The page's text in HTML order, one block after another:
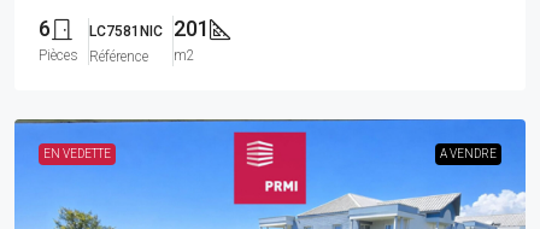
6
Pièces
LC7581NIC
Référence
201
m2
EN VEDETTE A VENDRE